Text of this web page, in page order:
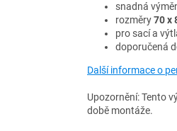
snadná
rozměry70x
pro sací a
doporučená
Další informace o
Upozornění: Tento
době montáže.